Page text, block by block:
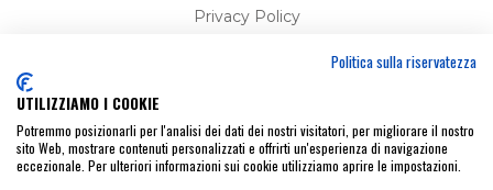
Privacy Policy
Ci trovi anche su
Politica sulla riservatezza
UTILIZZIAMO I COOKIE
Potremmo posizionarli per l'analisi dei dati dei nostri visitatori, per migliorare il nostro
sito Web, mostrare contenuti personalizzati e offrirti un'esperienza di navigazione
eccezionale. Per ulteriori informazioni sui cookie utilizziamo aprire le impostazioni.